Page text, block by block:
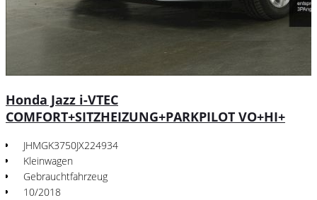
Honda Jazz i-VTEC
COMFORT+SITZHEIZUNG+PARKPILOT VO+HI+
JHMGK3750JX224934
Kleinwagen
Gebrauchtfahrzeug
10/2018